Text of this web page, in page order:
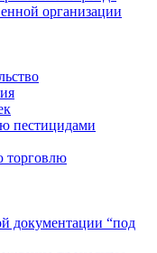
организации
пестицидами
торговлю
документации “под